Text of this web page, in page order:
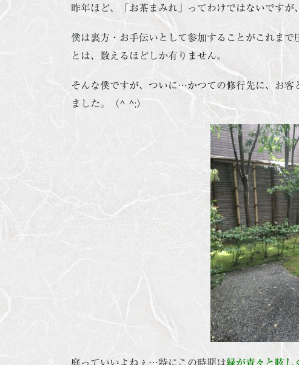
昨年ほど、「お茶まみれ」ってわけではないですが
僕は裏方・お手伝いとして参加することがこれま
とは、数えるほどしか有りません。
そんな僕ですが、ついに…かつての修行先に、お
ました。（^ ^;）
庭っていいよねぇ…特にこの時期は緑が青々と眩し